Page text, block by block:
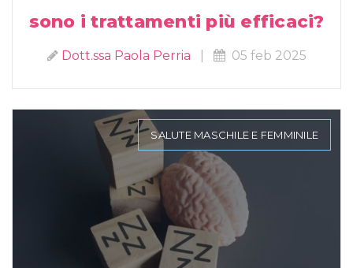
sono i trattamenti più efficaci?
Dott.ssa Paola Perria 05 feb 2025
SALUTE MASCHILE E FEMMINILE